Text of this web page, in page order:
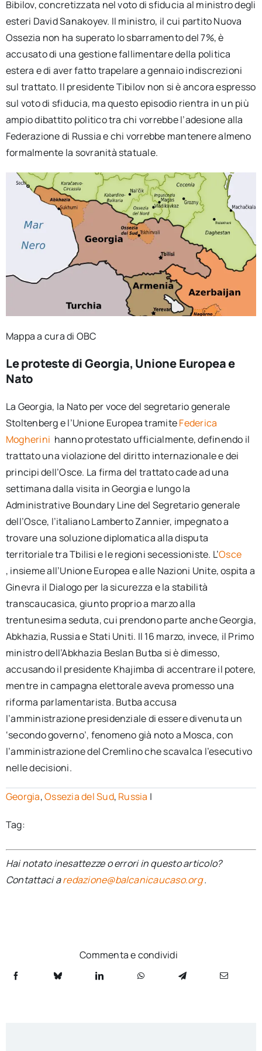
Bibilov, concretizzata nel voto di sfiducia al ministro degli
esteri David Sanakoyev. Il ministro, il cui partito Nuova
Ossezia non ha superato lo sbarramento del 7%, è
accusato di una gestione fallimentare della politica
estera e di aver fatto trapelare a gennaio indiscrezioni
sul trattato. Il presidente Tibilov non si è ancora espresso
sul voto di sfiducia, ma questo episodio rientra in un più
ampio dibattito politico tra chi vorrebbe l’adesione alla
Federazione di Russia e chi vorrebbe mantenere almeno
formalmente la sovranità statuale.
Mappa a cura di OBC
Le proteste di Georgia, Unione Europea e
Nato
La Georgia, la Nato per voce del segretario generale
Stoltenberg e l’Unione Europea tramiteFederica
Mogherini hanno protestato ufficialmente, definendo il
trattato una violazione del diritto internazionale e dei
principi dell’Osce. La firma del trattato cade ad una
settimana dalla visita in Georgia e lungo la
Administrative Boundary Line del Segretario generale
dell’Osce, l’italiano Lamberto Zannier, impegnato a
trovare una soluzione diplomatica alla disputa
territoriale tra Tbilisi e le regioni secessioniste. L’Osce
, insieme all’Unione Europea e alle Nazioni Unite, ospita a
Ginevra il Dialogo per la sicurezza e la stabilità
transcaucasica, giunto proprio a marzo alla
trentunesima seduta, cui prendono parte anche Georgia,
Abkhazia, Russia e Stati Uniti. Il 16 marzo, invece, il Primo
ministro dell’Abkhazia Beslan Butba si è dimesso,
accusando il presidente Khajimba di accentrare il potere,
mentre in campagna elettorale aveva promesso una
riforma parlamentarista. Butba accusa
l’amministrazione presidenziale di essere divenuta un
‘secondo governo’, fenomeno già noto a Mosca, con
l’amministrazione del Cremlino che scavalca l’esecutivo
nelle decisioni.
Georgia,Ossezia del Sud, Russia |
Tag:
Hai notato inesattezze o errori in questo articolo?
Contattaci aredazione@balcanicaucaso.org.
Commenta e condividi